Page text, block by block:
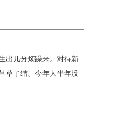
出几分烦躁来。对待新
草了结。今年大半年没